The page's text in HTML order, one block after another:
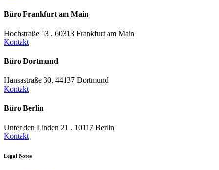
Büro Frankfurt am Main
Hochstraße 53 . 60313 Frankfurt am Main
Kontakt
Büro Dortmund
Hansastraße 30, 44137 Dortmund
Kontakt
Büro Berlin
Unter den Linden 21 . 10117 Berlin
Kontakt
Legal Notes